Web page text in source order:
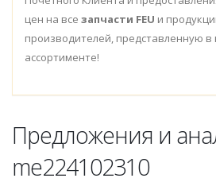
цен на все запчасти FEU и
производителей, представленную
ассортименте!
Предложения и
me224102310